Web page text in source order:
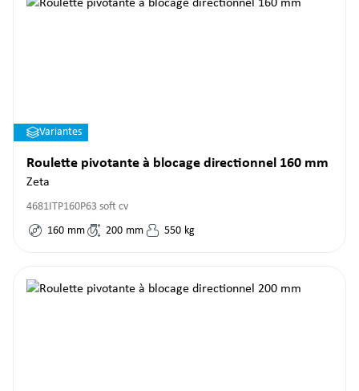
Variantes
Roulette pivotante à blocage directionnel 160 mm
Zeta
4681ITP160P63 soft cv
160 mm 200 mm 550 kg